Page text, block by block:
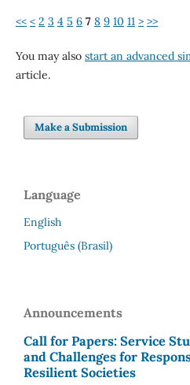
<< < 2 3 4 5 6 7 8 9 10 11 > >>
You may also start an advanced
article.
Make a Submission
Language
English
Português (Brasil)
Announcements
Call for Papers: Service
and Challenges for
Resilient Societies